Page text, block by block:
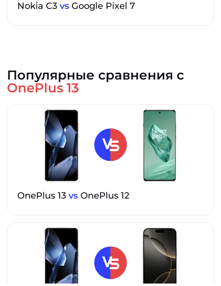
Nokia C3 vs Google Pixel 7
Популярные сравнения с
OnePlus 13
OnePlus 13 vs OnePlus 12